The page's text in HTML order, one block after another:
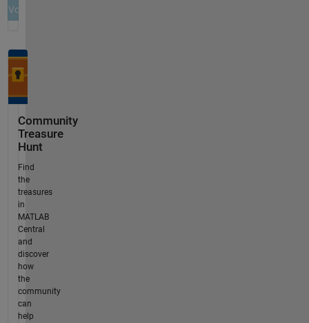
Community
Treasure
Hunt
Find
the
treasures
in
MATLAB
Central
and
discover
how
the
community
can
help